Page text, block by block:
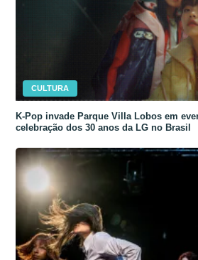
CULTURA
K-Pop invade Parque Villa Lobos em
celebração dos 30 anos da LG no Brasil